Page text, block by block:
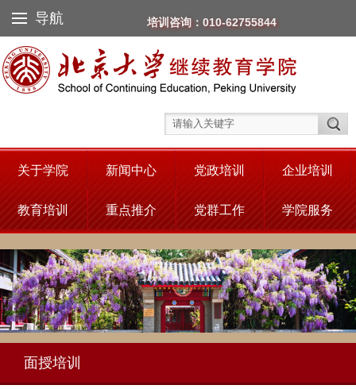
导航 培训咨询：010-62755844
关于学院 新闻中心 党政培训 企业培训
教育培训 重点推介 党群工作 学院服务
面授培训